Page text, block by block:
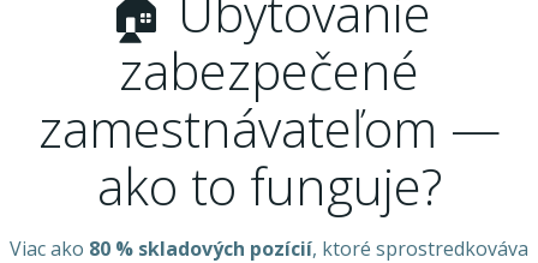
zabezpečené
zamestnávateľom —
ako to funguje?
Viac ako 80 % skladových pozícií, ktoré sprostredkováva